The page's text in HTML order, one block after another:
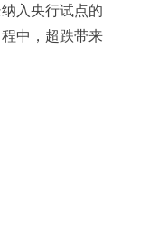
入央行试点的
中，超跌带来